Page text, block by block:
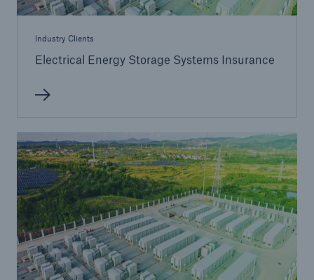
Industry Clients
Electrical Energy Storage Systems Insurance